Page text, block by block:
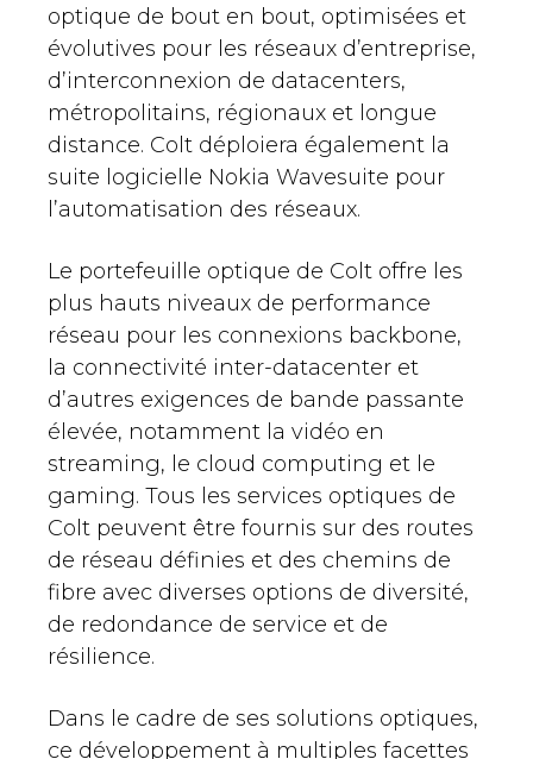
optique de bout en bout, optimisées et
évolutives pour les réseaux d’entreprise,
d’interconnexion de datacenters,
métropolitains, régionaux et longue
distance. Colt déploiera également la
suite logicielle Nokia Wavesuite pour
l’automatisation des réseaux.
Le portefeuille optique de Colt offre les
plus hauts niveaux de performance
réseau pour les connexions backbone,
la connectivité inter-datacenter et
d’autres exigences de bande passante
élevée, notamment la vidéo en
streaming, le cloud computing et le
gaming. Tous les services optiques de
Colt peuvent être fournis sur des routes
de réseau définies et des chemins de
fibre avec diverses options de diversité,
de redondance de service et de
résilience.
Dans le cadre de ses solutions optiques,
ce développement à multiples facettes